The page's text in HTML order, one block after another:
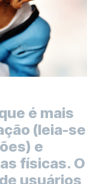
é mais
(leia-se
e
físicas. O
usuários